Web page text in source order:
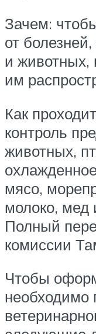
Зачем:
от
и животных,
им
Как
контроль
животных,
мясо,
молоко, мед
Полный
комиссии
Чтобы
необходимо